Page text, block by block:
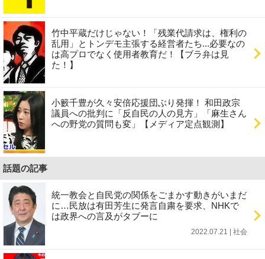
竹中平蔵だけじゃない！「残業代請求は、権利の
乱用」とトンデモ主張する経営者たち...必要なの
は高プロでなく使用者教育だ！【ブラ弁は見
た！】
小籔千豊が久々安倍応援団ぶり発揮！ 和田政宗
議員への批判に「反自民の人の見方」「麻生さん
への野党の質問も変」【メディア定点観測】
話題の記事
統一教会と自民党の関係をごまかす動きがいまだ
に…民放は有田芳生に発言自粛を要求、NHKで
は政界への言及がタブーに
2022.07.21 | 社会